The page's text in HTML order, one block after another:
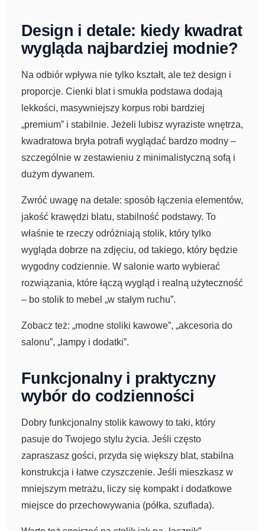
Design i detale: kiedy kwadrat
wygląda najbardziej modnie?
Na odbiór wpływa nie tylko kształt, ale też design i
proporcje. Cienki blat i smukła podstawa dodają
lekkości, masywniejszy korpus robi bardziej
„premium” i stabilnie. Jeżeli lubisz wyraziste wnętrza,
kwadratowa bryła potrafi wyglądać bardzo modny –
szczególnie w zestawieniu z minimalistyczną sofą i
dużym dywanem.
Zwróć uwagę na detale: sposób łączenia elementów,
jakość krawędzi blatu, stabilność podstawy. To
właśnie te rzeczy odróżniają stolik, który tylko
wygląda dobrze na zdjęciu, od takiego, który będzie
wygodny codziennie. W salonie warto wybierać
rozwiązania, które łączą wygląd i realną użyteczność
– bo stolik to mebel „w stałym ruchu”.
Zobacz też: „modne stoliki kawowe”, „akcesoria do
salonu”, „lampy i dodatki”.
Funkcjonalny i praktyczny
wybór do codzienności
Dobry funkcjonalny stolik kawowy to taki, który
pasuje do Twojego stylu życia. Jeśli często
zapraszasz gości, przyda się większy blat, stabilna
konstrukcja i łatwe czyszczenie. Jeśli mieszkasz w
mniejszym metrażu, liczy się kompakt i dodatkowe
miejsce do przechowywania (półka, szuflada).